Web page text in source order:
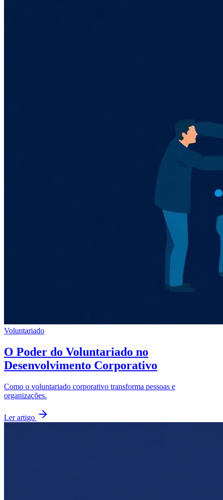
Voluntariado
O Poder do Voluntariado no
Desenvolvimento Corporativo
Como o voluntariado corporativo transforma pessoas e
organizações.
Ler artigo